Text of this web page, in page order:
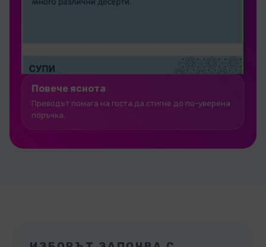
Повече яснота
Преводът помага на госта да стигне до по-уверена
поръчка.